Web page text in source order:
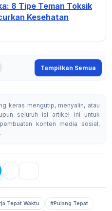
8 Tipe Teman Toksik
Kesehatan
Tampilkan Semua
keras mengutip, menyalin, atau
seluruh isi artikel ini untuk
konten media sosial,
Tepat Waktu
#Pulang Tepat